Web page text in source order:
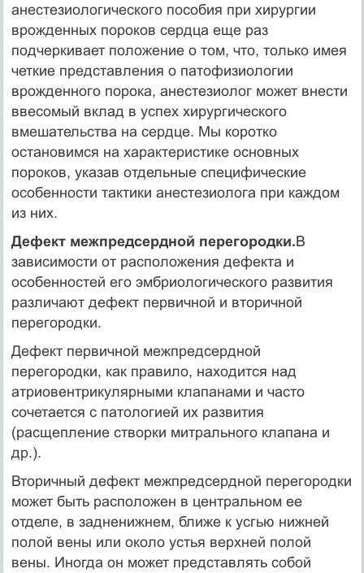
анестезиологического пособия при хирургии
врожденных пороков сердца еще раз
подчеркивает положение о том, что, только имея
четкие представления о патофизиологии
врожденного порока, анестезиолог может внести
ввесомый вклад в успех хирургического
вмешательства на сердце. Мы коротко
остановимся на характеристике основных
пороков, указав отдельные специфические
особенности тактики анестезиолога при каждом
из них.
Дефект межпредсердной перегородки.В
зависимости от расположения дефекта и
особенностей его эмбриологического развития
различают дефект первичной и вторичной
перегородки.
Дефект первичной межпредсердной
перегородки, как правило, находится над
атриовентрикулярными клапанами и часто
сочетается с патологией их развития
(расщепление створки митрального клапана и
др.).
Вторичный дефект межпредсердной перегородки
может быть расположен в центральном ее
отделе, в задненижнем, ближе к усгью нижней
полой вены или около устья верхней полой
вены. Иногда он может представлять собой